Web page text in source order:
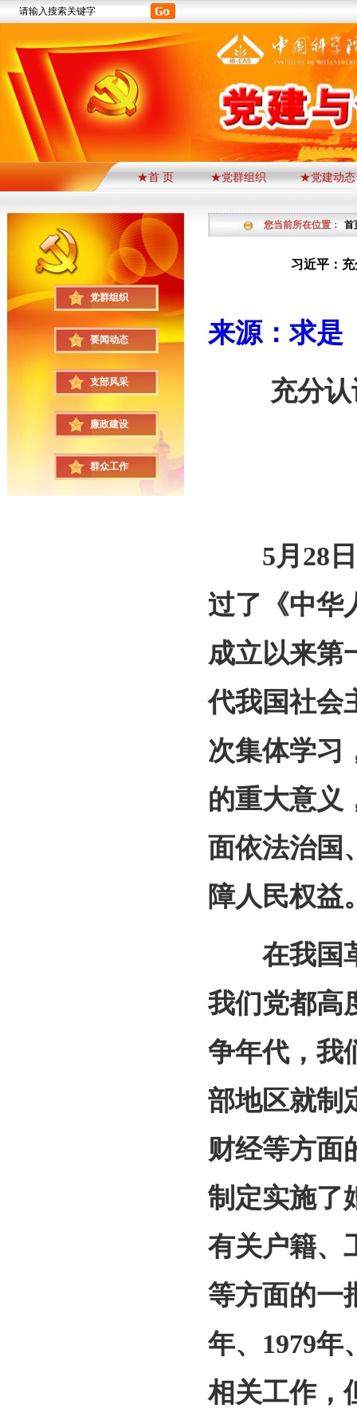
★首 页 ★党群组织 ★党建动态
党群组织
要闻动态
支部风采
廉政建设
群众工作
您当前所在位置： 首
习近平：
来源：求是
充分认识
5月28日
过了《中华
成立以来第
代我国社会
次集体学习
的重大意义
面依法治国
障人民权益
在我国革
我们党都高
争年代，我
部地区就制
财经等方面
制定实施了
有关户籍、
等方面的一
年、1979年
相关工作，